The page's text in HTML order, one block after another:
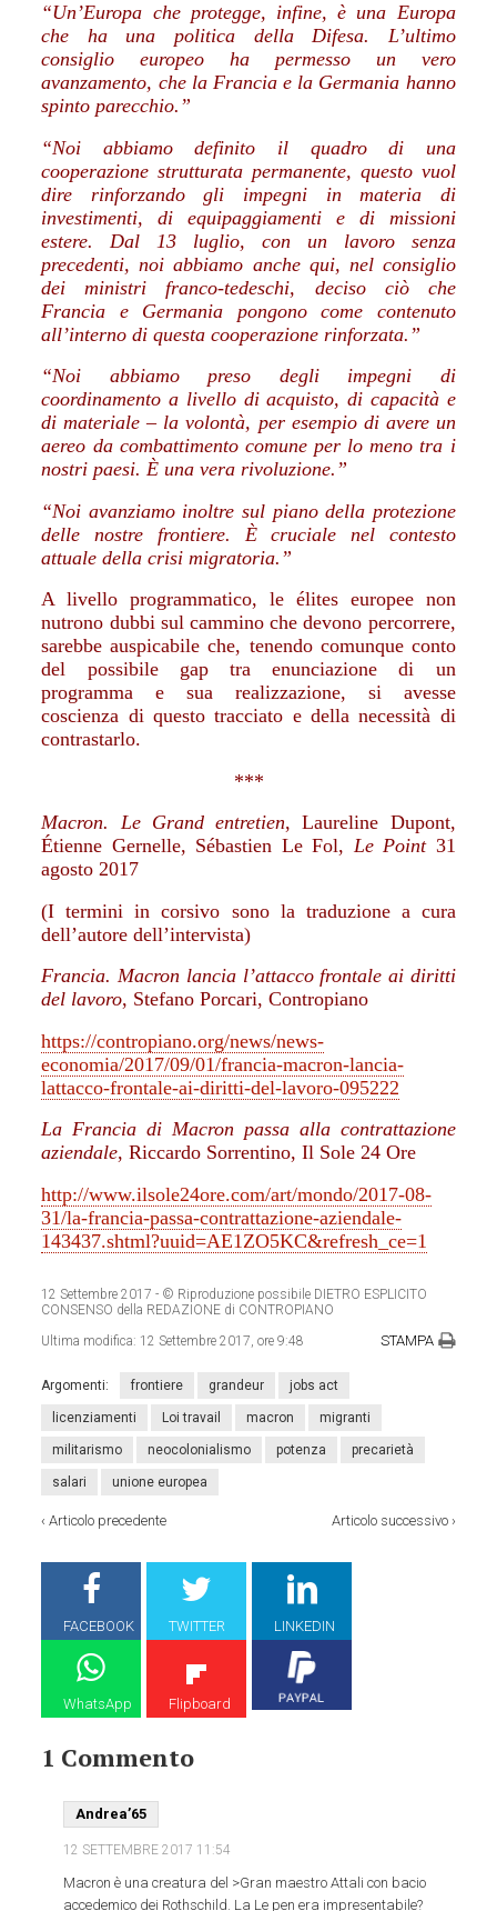
“Un’Europa che protegge, infine, è una Europa
che ha una politica della Difesa. L’ultimo
consiglio europeo ha permesso un vero
avanzamento, che la Francia e la Germania hanno
spinto parecchio.”
“Noi abbiamo definito il quadro di una
cooperazione strutturata permanente, questo vuol
dire rinforzando gli impegni in materia di
investimenti, di equipaggiamenti e di missioni
estere. Dal 13 luglio, con un lavoro senza
precedenti, noi abbiamo anche qui, nel consiglio
dei ministri franco-tedeschi, deciso ciò che
Francia e Germania pongono come contenuto
all’interno di questa cooperazione rinforzata.”
“Noi abbiamo preso degli impegni di
coordinamento a livello di acquisto, di capacità e
di materiale – la volontà, per esempio di avere un
aereo da combattimento comune per lo meno tra i
nostri paesi. È una vera rivoluzione.”
“Noi avanziamo inoltre sul piano della protezione
delle nostre frontiere. È cruciale nel contesto
attuale della crisi migratoria.”
A livello programmatico, le élites europee non
nutrono dubbi sul cammino che devono percorrere,
sarebbe auspicabile che, tenendo comunque conto
del possibile gap tra enunciazione di un
programma e sua realizzazione, si avesse
coscienza di questo tracciato e della necessità di
contrastarlo.
***
Macron. Le Grand entretien, Laureline Dupont,
Étienne Gernelle, Sébastien Le Fol, Le Point31
agosto 2017
(I termini in corsivo sono la traduzione a cura
dell’autore dell’intervista)
Francia. Macron lancia l’attacco frontale ai diritti
del lavoro, Stefano Porcari, Contropiano
https://contropiano.org/news/news-
economia/2017/09/01/francia-macron-lancia-
lattacco-frontale-ai-diritti-del-lavoro-095222
La Francia di Macron passa alla contrattazione
aziendale, Riccardo Sorrentino, Il Sole 24 Ore
http://www.ilsole24ore.com/art/mondo/2017-08-
31/la-francia-passa-contrattazione-aziendale-
143437.shtml?uuid=AE1ZO5KC&refresh_ce=1
12 Settembre 2017 - © Riproduzione possibile DIETRO ESPLICITO
CONSENSO della REDAZIONE di CONTROPIANO
Ultima modifica: 12 Settembre 2017, ore 9:48 STAMPA
Argomenti: frontiere grandeur jobs act
licenziamenti Loi travail macron migranti
militarismo neocolonialismo potenza precarietà
salari unione europea
‹Articolo precedente Articolo successivo›
FACEBOOK TWITTER LINKEDIN
WhatsApp Flipboard
1 Commento
Andrea’65
12 SETTEMBRE 2017 11:54
Macron è una creatura del >Gran maestro Attali con bacio
accedemico dei Rothschild. La Le pen era impresentabile?